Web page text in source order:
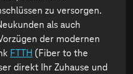
zu versorgen.
als auch
der modernen
FTTH (Fiber to the
direkt Ihr Zuhause und